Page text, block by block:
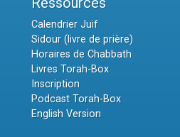
Calendrier Juif
Sidour (livre de prière)
Horaires de Chabbath
Livres Torah-Box
Inscription
Podcast Torah-Box
English Version